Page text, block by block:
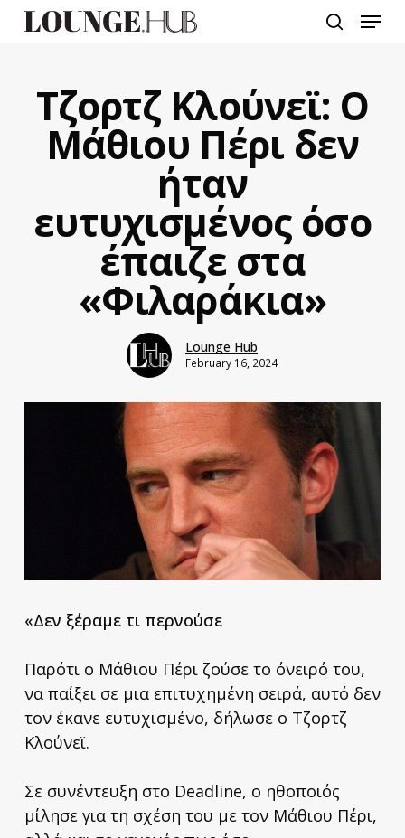
Menu
Τζορτζ Κλούνεϊ: Ο
Μάθιου Πέρι δεν
ήταν
ευτυχισμένος όσο
έπαιζε στα
«Φιλαράκια»
Lounge Hub
February 16, 2024
«Δεν ξέραμε τι περνούσε
Παρότι ο Μάθιου Πέρι ζούσε το όνειρό του,
να παίξει σε μια επιτυχημένη σειρά, αυτό δεν
τον έκανε ευτυχισμένο, δήλωσε ο Τζορτζ
Κλούνεϊ.
Σε συνέντευξη στο Deadline, ο ηθοποιός
μίλησε για τη σχέση του με τον Μάθιου Πέρι,